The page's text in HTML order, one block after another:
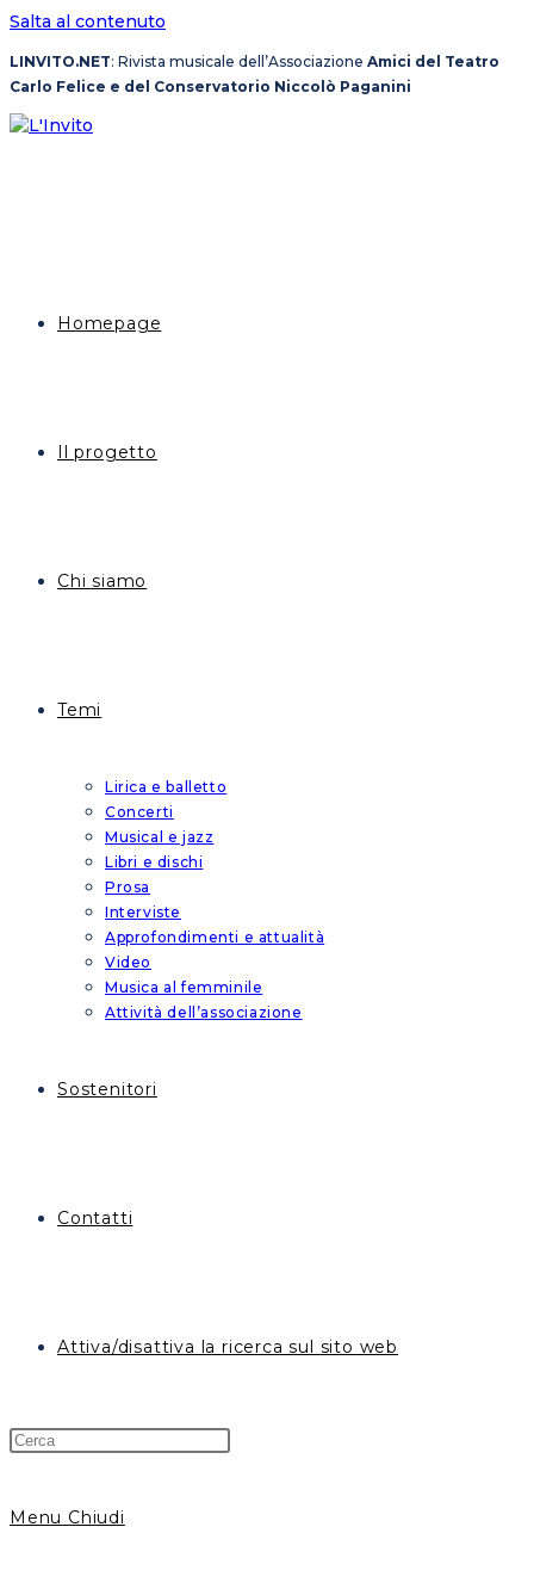
Salta al contenuto
LINVITO.NET: Rivista musicale dell’Associazione Amici del Teatro
Carlo Felice e del Conservatorio Niccolò Paganini
Homepage
Il progetto
Chi siamo
Temi
Lirica e balletto
Concerti
Musical e jazz
Libri e dischi
Prosa
Interviste
Approfondimenti e attualità
Video
Musica al femminile
Attività dell’associazione
Sostenitori
Contatti
Attiva/disattiva la ricerca sul sito web
Menu Chiudi